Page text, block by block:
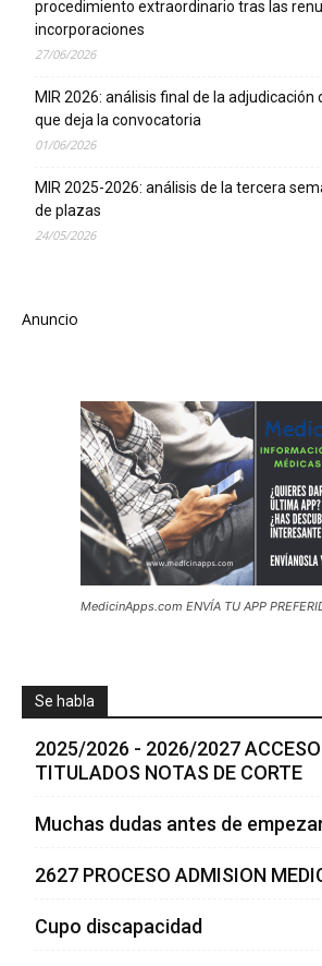
procedimiento extraordinario tras las
incorporaciones
27/06/2026
MIR 2026: análisis final de la adjudicación
que deja la convocatoria
01/06/2026
MIR 2025-2026: análisis de la tercera
de plazas
24/05/2026
Anuncio
MedicinApps.com ENVÍA TU APP
Se habla
2025/2026 - 2026/2027
TITULADOS NOTAS DE CORTE
Muchas dudas antes de
2627 PROCESO ADMISION
Cupo discapacidad